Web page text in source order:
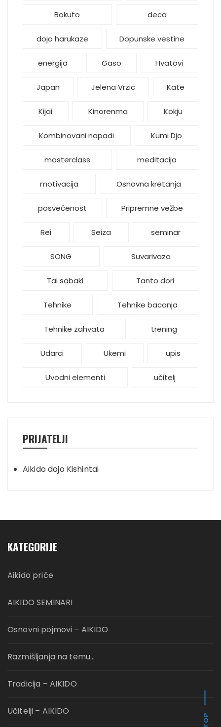
Bokuto deca
dojo harukaze Dopunske vestine
energija Gaso Hvatovi
Japan Jelena Vrzic Kate
Kijai Kinorenma Kokju
Kombinovani napadi Kumi Djo
masterclass meditacija
motivacija Osnovna kretanja
posvećenost Pripremne vežbe
Rei Seiza seminar
SONG Suvarivaza
Tai sabaki Tanto dori
Tehnike Tehnike bacanja
Tehnike zahvata trening
Udarci Ukemi upis
Uvodni elementi učitelj
PRIJATELJI
Aikido dojo Kishintai
KATEGORIJE
Aikido priče
AIKIDO SEMINARI
Osnovni pojmovi – AIKIDO
Razmišljanja na temu…
Tradicija – AIKIDO
Učitelji – AIKIDO